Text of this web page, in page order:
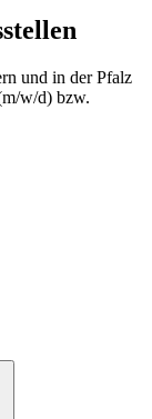
und in der Pfalz
w/d) bzw.